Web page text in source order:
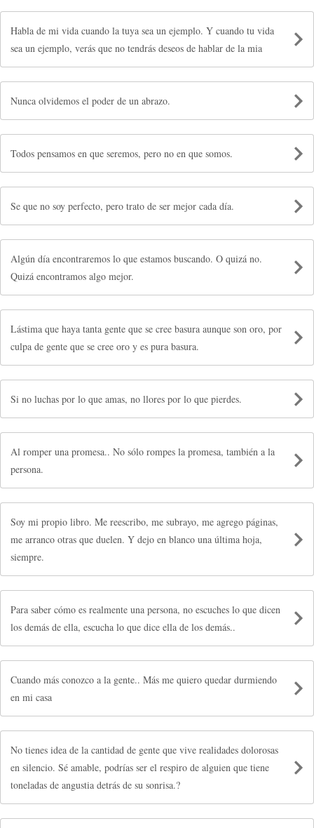
Habla de mi vida cuando la tuya sea un ejemplo. Y cuando tu vida
sea un ejemplo, verás que no tendrás deseos de hablar de la mia
Nunca olvidemos el poder de un abrazo.
Todos pensamos en que seremos, pero no en que somos.
Se que no soy perfecto, pero trato de ser mejor cada día.
Algún día encontraremos lo que estamos buscando. O quizá no.
Quizá encontramos algo mejor.
Lástima que haya tanta gente que se cree basura aunque son oro, por
culpa de gente que se cree oro y es pura basura.
Si no luchas por lo que amas, no llores por lo que pierdes.
Al romper una promesa.. No sólo rompes la promesa, también a la
persona.
Soy mi propio libro. Me reescribo, me subrayo, me agrego páginas,
me arranco otras que duelen. Y dejo en blanco una última hoja,
siempre.
Para saber cómo es realmente una persona, no escuches lo que dicen
los demás de ella, escucha lo que dice ella de los demás..
Cuando más conozco a la gente.. Más me quiero quedar durmiendo
en mi casa
No tienes idea de la cantidad de gente que vive realidades dolorosas
en silencio. Sé amable, podrías ser el respiro de alguien que tiene
toneladas de angustia detrás de su sonrisa.?